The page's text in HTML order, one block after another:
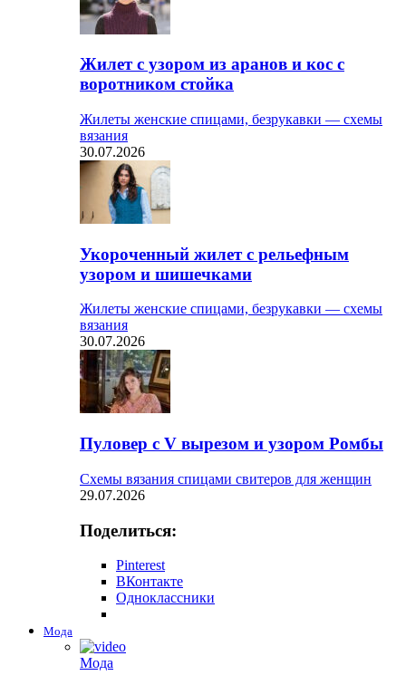
Жилет с узором из аранов и кос с
воротником стойка
Жилеты женские спицами, безрукавки — схемы
вязания
30.07.2026
Укороченный жилет с рельефным
узором и шишечками
Жилеты женские спицами, безрукавки — схемы
вязания
30.07.2026
Пуловер с V вырезом и узором Ромбы
Схемы вязания спицами свитеров для женщин
29.07.2026
Поделиться:
Pinterest
ВКонтакте
Одноклассники
Мода
Мода